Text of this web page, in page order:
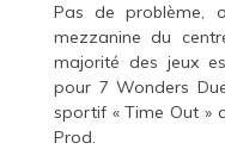
Pas de problème,
mezzanine du
majorité des jeux
pour 7 Wonders
sportif « Time Out »
Prod.